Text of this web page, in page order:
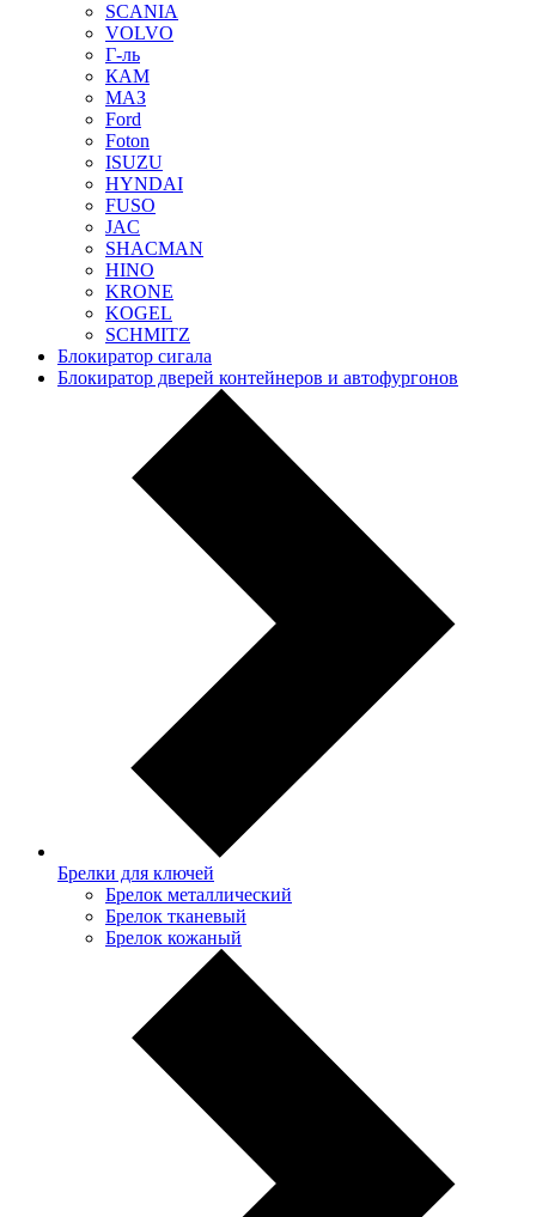
SCANIA
VOLVO
Г-ль
КАМ
МАЗ
Ford
Foton
ISUZU
HYNDAI
FUSO
JAC
SHACMAN
HINO
KRONE
KOGEL
SCHMITZ
Блокиратор сигала
Блокиратор дверей контейнеров и автофургонов
Брелки для ключей
Брелок металлический
Брелок тканевый
Брелок кожаный